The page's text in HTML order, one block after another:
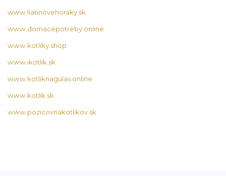
www.liatinovehoraky.sk
www.domacepotreby.online
www.kotliky.shop
www.ikotlik.sk
www.kotliknagulas.online
www.kotlik.sk
www.pozicovnakotlikov.sk